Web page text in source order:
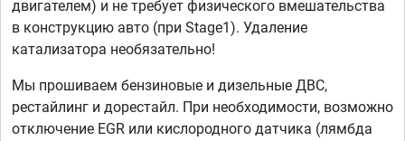
двигателем) и не требует физического вмешательства
в конструкцию авто (при Stage1). Удаление
катализатора необязательно!
Мы прошиваем бензиновые и дизельные ДВС,
рестайлинг и дорестайл. При необходимости, возможно
отключение EGR или кислородного датчика (лямбда